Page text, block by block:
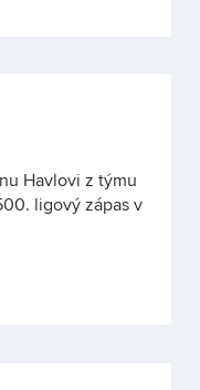
Havlovi z týmu
ligový zápas v